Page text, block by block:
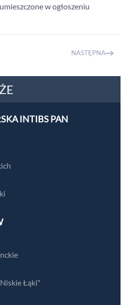
w ogłoszeniu
NASTĘPNA
INTIBS PAN
Łąki"